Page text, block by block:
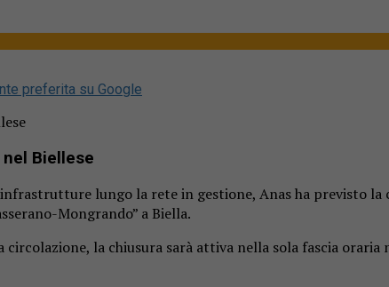
preferita su Google
Biellese
lungo la rete in gestione, Anas ha previsto
Mongrando” a Biella.
la chiusura sarà attiva nella sola fascia